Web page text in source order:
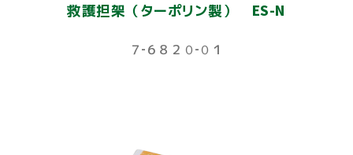
救護担架（ターポリン製） ES-N
７‐６８２０‐０１